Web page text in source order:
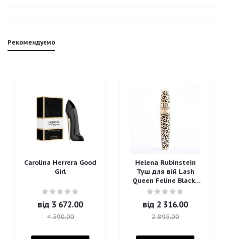
Рекомендуємо
Carolina Herrera Good
Girl
від 3 672.00
4 590.00
Helena Rubinstein
Туш для вій Lash
Queen Feline Blacks
Mascara
від 2 316.00
2 895.00